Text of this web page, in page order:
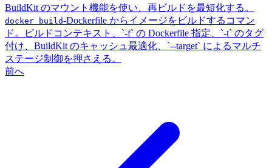
BuildKit のマウント機能を使い、再ビルドを最短化する。
docker build-Dockerfile からイメージをビルドするコマン
ド。ビルドコンテキスト、`-f` の Dockerfile 指定、`-t` のタグ
付け、BuildKit のキャッシュ最適化、`--target` によるマルチ
ステージ制御を押さえる。
前へ